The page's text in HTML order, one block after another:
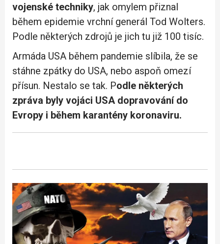
vojenské techniky, jak omylem přiznal
během epidemie vrchní generál Tod Wolters.
Podle některých zdrojů je jich tu již 100 tisíc.
Armáda USA během pandemie slíbila, že se
stáhne zpátky do USA, nebo aspoň omezí
přísun. Nestalo se tak. Podle některých
zpráva byly vojáci USA dopravování do
Evropy i během karantény koronaviru.